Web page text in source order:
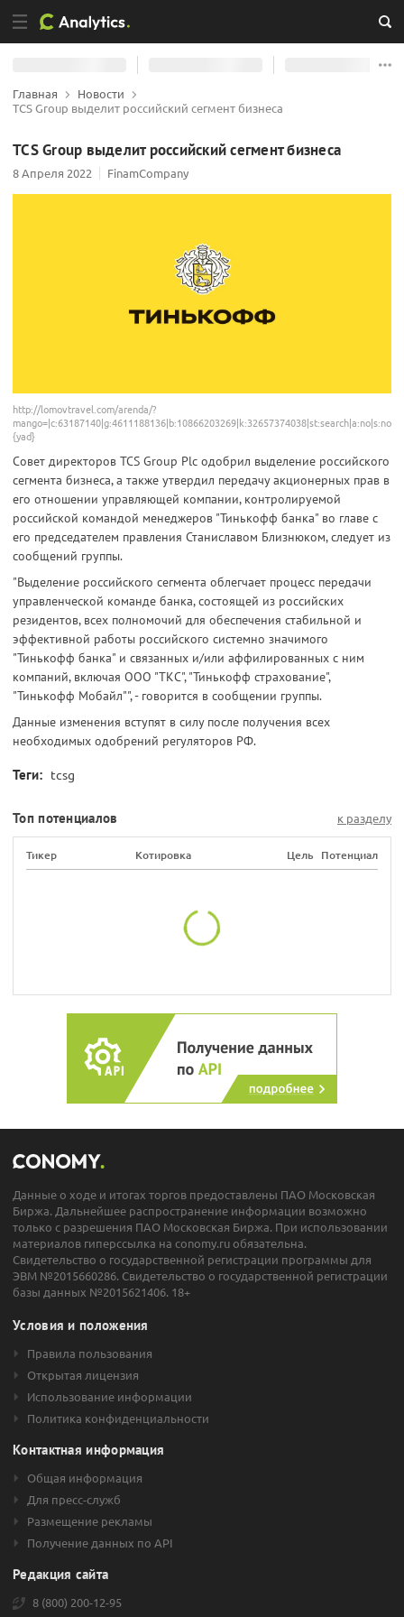
Главная
Новости
TCS Group выделит российский сегмент бизнеса
TCS Group выделит российский сегмент бизнеса
8 Апреля 2022 FinamCompany
http://lomovtravel.com/arenda/?
{yad}
Совет директоров TCS Group Plc одобрил выделение российского
сегмента бизнеса, а также утвердил передачу акционерных прав в
его отношении управляющей компании, контролируемой
российской командой менеджеров "Тинькофф банка" во главе с
его председателем правления Станиславом Близнюком, следует из
сообщений группы.
"Выделение российского сегмента облегчает процесс передачи
управленческой команде банка, состоящей из российских
резидентов, всех полномочий для обеспечения стабильной и
эффективной работы российского системно значимого
"Тинькофф банка" и связанных и/или аффилированных с ним
компаний, включая ООО "ТКС", "Тинькофф страхование",
"Тинькофф Мобайл"", - говорится в сообщении группы.
Данные изменения вступят в силу после получения всех
необходимых одобрений регуляторов РФ.
Теги: tcsg
Топ потенциалов к разделу
Тикер Котировка Цель Потенциал
Данные о ходе и итогах торгов предоставлены ПАО Московская
Биржа. Дальнейшее распространение информации возможно
только с разрешения ПАО Московская Биржа. При использовании
материалов гиперссылка на conomy.ru обязательна.
Свидетельство о государственной регистрации программы для
ЭВМ №2015660286. Свидетельство о государственной регистрации
базы данных №2015621406. 18+
Условия и положения
Правила пользования
Открытая лицензия
Использование информации
Политика конфиденциальности
Контактная информация
Общая информация
Для пресс-служб
Размещение рекламы
Получение данных по API
Редакция сайта
8 (800) 200-12-95